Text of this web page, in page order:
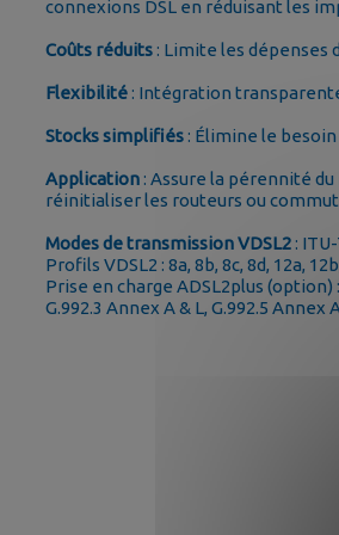
connexions DSL en réduisant les
Coûts réduits: Limite les dépenses
Flexibilité: Intégration
Stocks simplifiés: Élimine le
Application: Assure la pérennité
réinitialiser les routeurs ou
Modes de transmission VDSL2 :
Profils VDSL2 : 8a, 8b, 8c, 8d, 12a,
Prise en charge ADSL2plus (option) :
G.992.3 Annex A & L, G.992.5 Annex